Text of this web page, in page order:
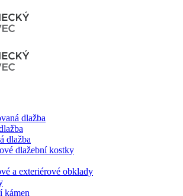
dlažba
dlažba
dlažební kostky
a exteriérové obklady
kámen